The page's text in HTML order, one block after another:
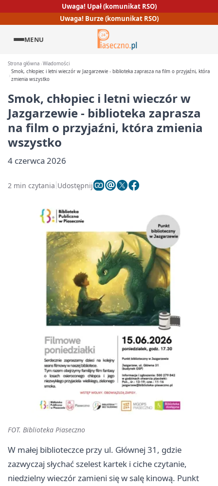
Uwaga! Upał (komunikat RSO)
Uwaga! Burze (komunikat RSO)
MENU
Strona główna Wiadomości
Smok, chłopiec i letni wieczór w Jazgarzewie - biblioteka zaprasza na film o przyjaźni, która
zmienia wszystko
Smok, chłopiec i letni wieczór w
Jazgarzewie - biblioteka zaprasza
na film o przyjaźni, która zmienia
wszystko
4 czerwca 2026
2 min czytania Udostępnij
FOT. Biblioteka Piaseczno
W małej biblioteczce przy ul. Głównej 31, gdzie
zazwyczaj słychać szelest kartek i ciche czytanie,
niedzielny wieczór zamieni się w salę kinową. Punkt